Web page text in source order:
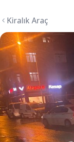
Kiralık Araç